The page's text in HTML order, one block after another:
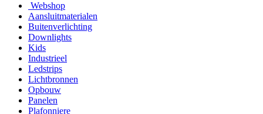
Webshop
Aansluitmaterialen
Buitenverlichting
Downlights
Kids
Industrieel
Ledstrips
Lichtbronnen
Opbouw
Panelen
Plafonniere